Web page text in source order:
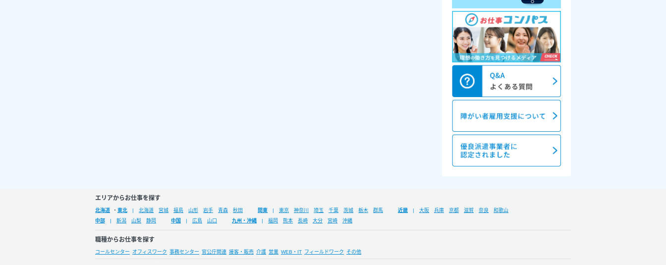
エリアからお仕事を探す
北海道 ・ 東北 北海道 宮城 福島 山形 岩手 青森 秋田 関東 東京 神奈川 埼玉 千葉 茨城 栃木 群馬 近畿 大阪 兵庫 京都 滋賀 奈良
和歌山
中部
新潟 山梨 静岡 中国 広島 山口 九州・沖縄 福岡 熊本 長崎 大分 宮崎 沖縄
職種からお仕事を探す
コールセンター オフィスワーク 事務センター 官公庁関連 接客・販売 介護 営業 WEB・IT フィールドワーク その他